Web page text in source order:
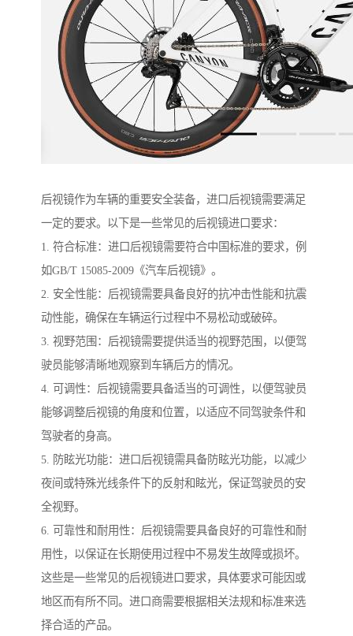
后视镜作为车辆的重要安全装备，进口后视镜需要满足
一定的要求。以下是一些常见的后视镜进口要求：
1. 符合标准：进口后视镜需要符合中国标准的要求，例
如GB/T 15085-2009《汽车后视镜》。
2. 安全性能：后视镜需要具备良好的抗冲击性能和抗震
动性能，确保在车辆运行过程中不易松动或破碎。
3. 视野范围：后视镜需要提供适当的视野范围，以便驾
驶员能够清晰地观察到车辆后方的情况。
4. 可调性：后视镜需要具备适当的可调性，以便驾驶员
能够调整后视镜的角度和位置，以适应不同驾驶条件和
驾驶者的身高。
5. 防眩光功能：进口后视镜需具备防眩光功能，以减少
夜间或特殊光线条件下的反射和眩光，保证驾驶员的安
全视野。
6. 可靠性和耐用性：后视镜需要具备良好的可靠性和耐
用性，以保证在长期使用过程中不易发生故障或损坏。
这些是一些常见的后视镜进口要求，具体要求可能因或
地区而有所不同。进口商需要根据相关法规和标准来选
择合适的产品。